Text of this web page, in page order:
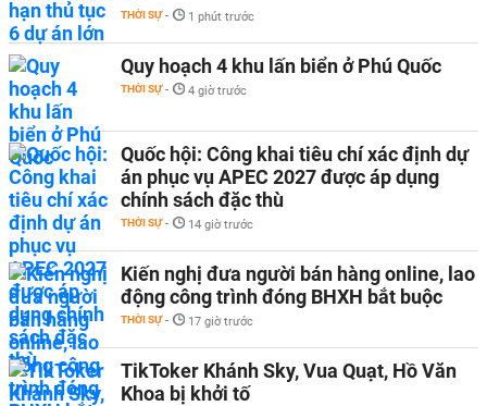
THỜI SỰ - 1 phút trước
Quy hoạch 4 khu lấn biển ở Phú Quốc
THỜI SỰ - 4 giờ trước
Quốc hội: Công khai tiêu chí xác định dự
án phục vụ APEC 2027 được áp dụng
chính sách đặc thù
THỜI SỰ - 14 giờ trước
Kiến nghị đưa người bán hàng online, lao
động công trình đóng BHXH bắt buộc
THỜI SỰ - 17 giờ trước
TikToker Khánh Sky, Vua Quạt, Hồ Văn
Khoa bị khởi tố